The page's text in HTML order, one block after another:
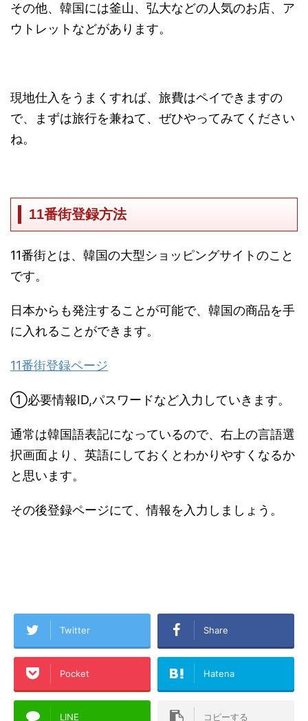
その他、韓国には釜山、弘大などの人気のお店、ア
ウトレットなどがあります。
現地仕入をうまくすれば、旅費はペイできますの
で、まずは旅行を兼ねて、ぜひやってみてください
ね。
11番街登録方法
11番街とは、韓国の大型ショッピングサイトのこと
です。
日本からも発注することが可能で、韓国の商品を手
に入れることができます。
11番街登録ページ
①必要情報ID,パスワードなど入力していきます。
通常は韓国語表記になっているので、右上の言語選
択画面より、英語にしておくとわかりやすくなるか
と思います。
その後登録ページにて、情報を入力しましょう。
Twitter Share
Pocket Hatena
LINE コピーする